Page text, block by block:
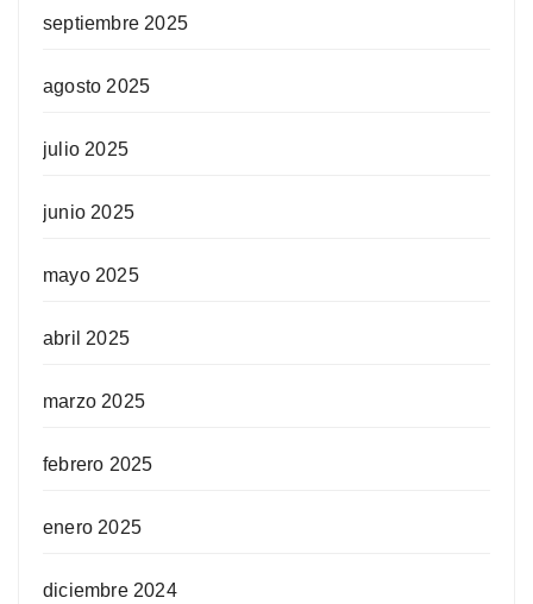
septiembre 2025
agosto 2025
julio 2025
junio 2025
mayo 2025
abril 2025
marzo 2025
febrero 2025
enero 2025
diciembre 2024